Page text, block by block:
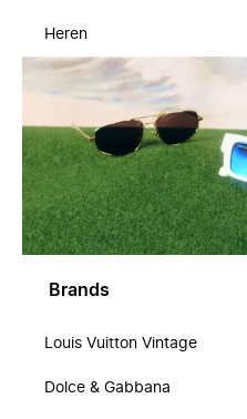
Heren
Brands
Louis Vuitton Vintage
Dolce & Gabbana